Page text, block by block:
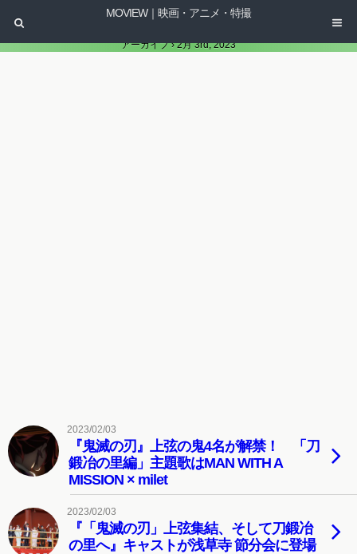
MOVIEW｜映画・アニメ・特撮
アーカイブ › 2月 3rd, 2023
2023/02/03
『鬼滅の刃』上弦の鬼4名が解禁！ 「刀
鍛冶の里編」主題歌はMAN WITH A
MISSION × milet
2023/02/03
『「鬼滅の刃」上弦集結、そして刀鍛冶
の里へ』キャストが浅草寺 節分会に登場